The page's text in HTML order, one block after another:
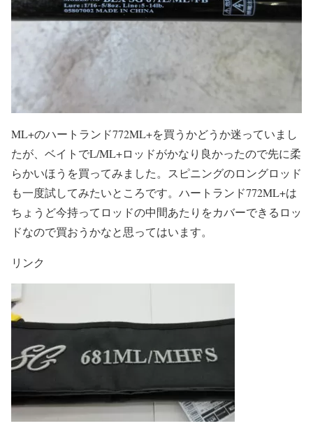
ML+のハートランド772ML+を買うかどうか迷っていまし
たが、ベイトでL/ML+ロッドがかなり良かったので先に柔
らかいほうを買ってみました。スピニングのロングロッド
も一度試してみたいところです。ハートランド772ML+は
ちょうど今持ってロッドの中間あたりをカバーできるロッ
ドなので買おうかなと思ってはいます。
リンク